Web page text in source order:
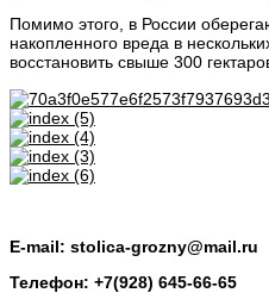
Помимо этого, в России
накопленного вреда в
восстановить свыше 300
E-mail: stolica-grozny@mail.ru
Телефон: +7(928) 645-66-65